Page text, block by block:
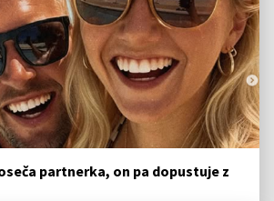
partnerka, on pa dopustuje z